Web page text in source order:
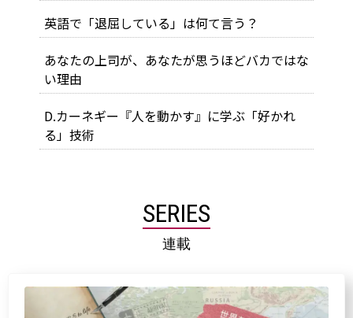
英語で「退屈している」は何て言う？
あなたの上司が、あなたが思うほどバカではな
い理由
D.カーネギー『人を動かす』に学ぶ「好かれ
る」技術
SERIES
連載